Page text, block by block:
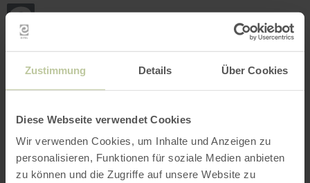
Zustimmung Details Über Cookies
Diese Webseite verwendet Cookies
Wir verwenden Cookies, um Inhalte und Anzeigen zu
personalisieren, Funktionen für soziale Medien anbieten
zu können und die Zugriffe auf unsere Website zu
Aller au contenu principal
Aller à la recherche
Aller à la navigation
Aller au pied de page
Retour
à
page
d'accueil
RECHERCHE MENU
L'offre de loisirs listée ci-dessous a été publiée
par le prestataire Louisa Schmitz u. Corinna
plateforme de réservation Regiondo. Le
prestataire Louisa Schmitz u. Corinna
Schlagloth Freundschaftswerk Gbr est seul
responsable du contenu.